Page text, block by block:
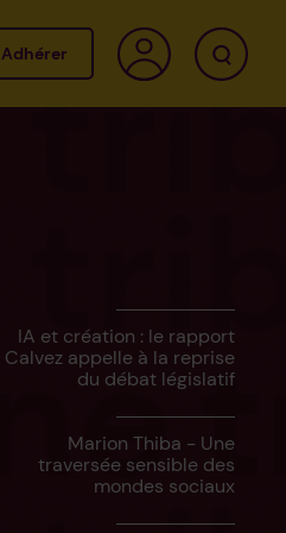
Adhérer
IA et création : le rapport
Calvez appelle à la reprise
du débat législatif
Marion Thiba - Une
traversée sensible des
mondes sociaux